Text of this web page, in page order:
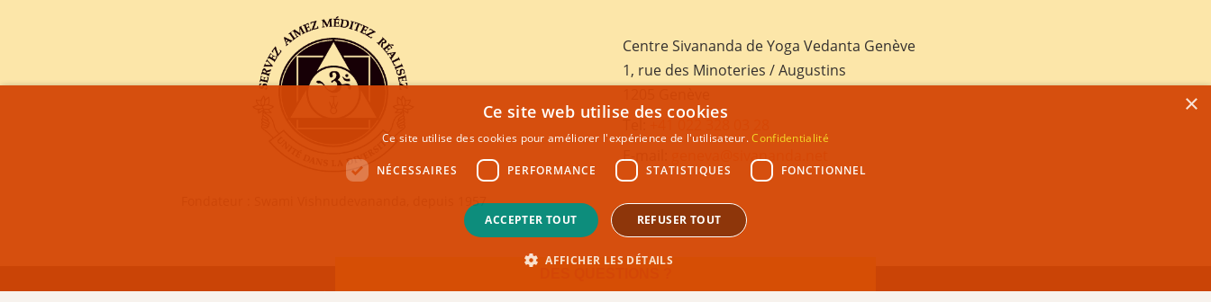
Fondateur : Swami Vishnudevananda, depuis 1957
Centre Sivananda de Yoga Vedanta Genève
1, rue des Minoteries / Augustins
E-mail:
geneva@sivananda.net
×
Ce site web utilise des cookies
Ce site utilise des cookies pour améliorer l'expérience de l'utilisateur.Confidentialité
NÉCESSAIRES PERFORMANCE STATISTIQUES FONCTIONNEL
ACCEPTER TOUT REFUSER TOUT
AFFICHER LES DÉTAILS